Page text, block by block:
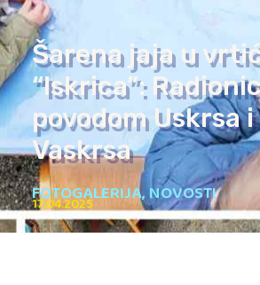
Šarena jaja u
“Iskrica”:
povodom Uskrsa i
Vaskrsa
FOTOGALERIJA,NOVOSTI
17.04.2025